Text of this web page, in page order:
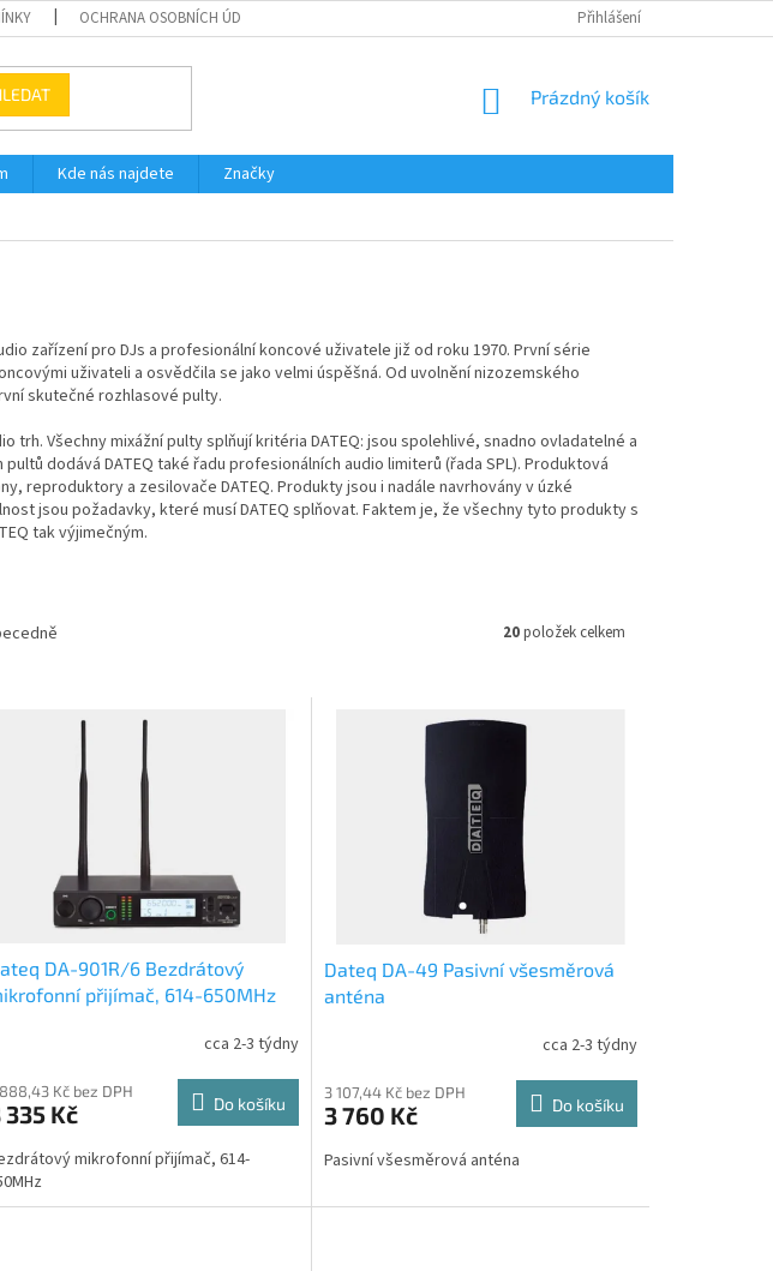
OCHRANA OSOBNÍCH ÚDAJŮ Přihlášení
NÁKUPNÍ
Prázdný košík
Kde nás najdete
Značky
zařízení pro DJs a profesionální koncové uživatele již od roku 1970. První série
uživateli a osvědčila se jako velmi úspěšná. Od uvolnění nizozemského
skutečné rozhlasové pulty.
trh. Všechny mixážní pulty splňují kritéria DATEQ: jsou spolehlivé, snadno ovladatelné a
dodává DATEQ také řadu profesionálních audio limiterů (řada SPL). Produktová
reproduktory a zesilovače DATEQ. Produkty jsou i nadále navrhovány v úzké
jsou požadavky, které musí DATEQ splňovat. Faktem je, že všechny tyto produkty s
tak výjimečným.
20položek celkem
DA-901R/6 Bezdrátový
přijímač, 614-650MHz
cca 2-3 týdny
Kč bez DPH
335 Kč Do košíku
mikrofonní přijímač, 614-
Dateq DA-49 Pasivní všesměrová
anténa
cca 2-3 týdny
3 107,44 Kč bez DPH
3 760 Kč Do košíku
Pasivní všesměrová anténa